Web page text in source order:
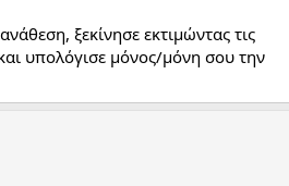
ξεκίνησε εκτιμώντας τις
υπολόγισε μόνος/μόνη σου την